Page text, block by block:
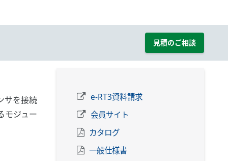
見積のご相談
e-RT3資料請求
会員サイト
カタログ
一般仕様書
サを接続
モジュー